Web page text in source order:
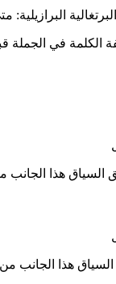
الكلمة في الجملة